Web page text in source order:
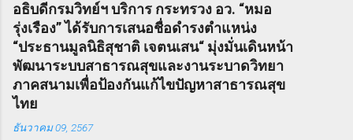
ฤดูหนาวของปี ค.ศ. 1846 – 1847 เรื่องราวของ
Sweeney Todd ยังเคยถูกนำไปดัดแปลงเป็น
ภาพยนตร์เพลงด้วยชื่อเดียวกันในปี ค.ศ. 2007
หรือ พ.ศ. 2550 ซึ่งกำกับโดย Timothy Walter
Burt...
ข่ายธุรกิจระหว่าง ผู้ประกอบการ SMEs และ
ประชาชน ทั่วไป ภายใต้แนวคิด “We Go We
Grow We Goal” ที่เน้นการก้าวไปข้างหน้า เติบโต
อย่างมั่นคง และมุ่งสู่เป้าหมายร่วมกัน งานวิ่ง THAI
SMEs RUN: สุขภาพดี เครือข่ายแน่น งานนี้เต็มไป
Marathon (9 กม.) และ Fun Run (4.5 กม.) ผู้เข้า
อธิบดีกรมวิทย์ฯ บริการ กระทรวง อว. “หมอ
รุ่งเรือง” ได้รับการเสนอชื่อดำรงตำแหน่ง
“ประธานมูลนิธิสุชาติ เจตนเสน“ มุ่งมั่นเดินหน้า
พัฒนาระบบสาธารณสุขและงานระบาดวิทยา
ภาคสนามเพื่อป้องกันแก้ไขปัญหาสาธารณสุข
ไทย
ธันวาคม 09, 2567